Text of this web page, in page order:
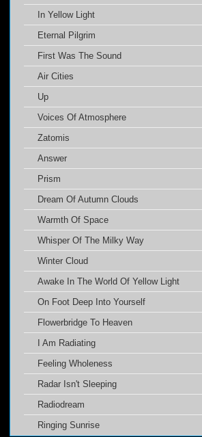
In Yellow Light
Eternal Pilgrim
First Was The Sound
Air Cities
Up
Voices Of Atmosphere
Zatomis
Answer
Prism
Dream Of Autumn Clouds
Warmth Of Space
Whisper Of The Milky Way
Winter Cloud
Awake In The World Of Yellow Light
On Foot Deep Into Yourself
Flowerbridge To Heaven
I Am Radiating
Feeling Wholeness
Radar Isn't Sleeping
Radiodream
Ringing Sunrise